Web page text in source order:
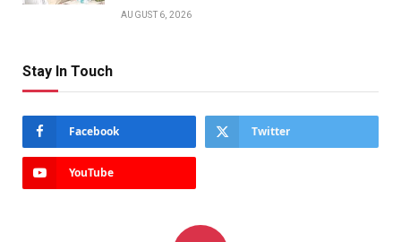
AUGUST 6, 2026
Stay In Touch
Facebook Twitter
YouTube